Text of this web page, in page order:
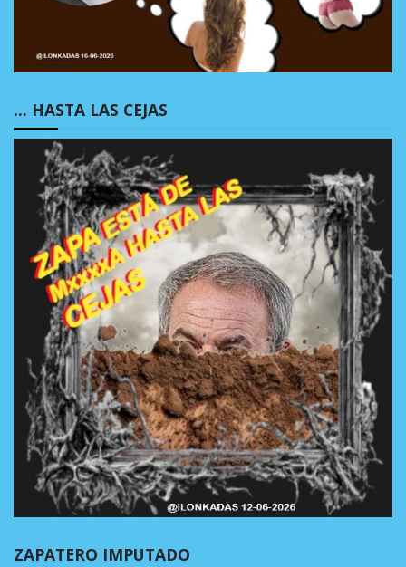
… HASTA LAS CEJAS
ZAPATERO IMPUTADO